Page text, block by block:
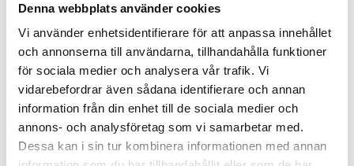
Denna webbplats använder cookies
Vi använder enhetsidentifierare för att anpassa innehållet
och annonserna till användarna, tillhandahålla funktioner
för sociala medier och analysera vår trafik. Vi
vidarebefordrar även sådana identifierare och annan
information från din enhet till de sociala medier och
annons- och analysföretag som vi samarbetar med.
Dessa kan i sin tur kombinera informationen med annan
Profil 40 x 40,
Basic. S. T-
Spår 8
Aluminiumprofil
40x40, Basic. S. T-
Spår 8. Centrumhål
1 067,57 KR
Profil 40 x 40,
Dörrprofil. T-
Spår 8
Aluminiumprofil
40x40, Dörrprofil. T-
Spår 8.
669,01KR